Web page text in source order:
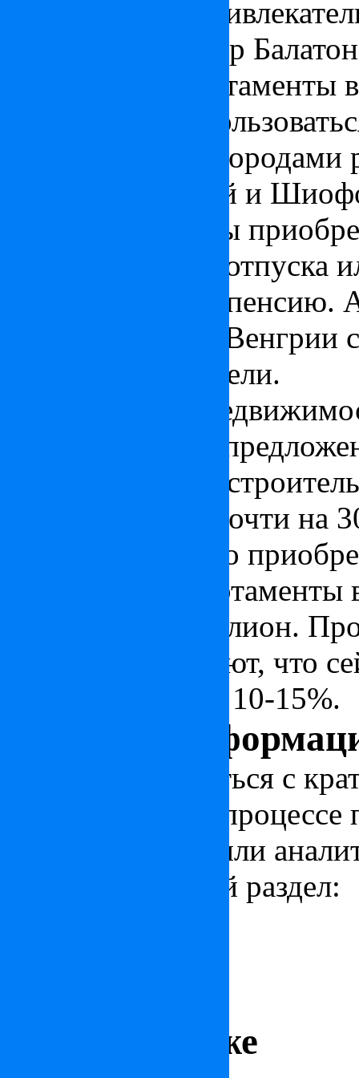
части страны,
окрестностях озер
покупаются апартаменты
которые будут
Излюбленными городами
остаются Кестхей и
и квартиры
проводить здесь
после выхода на пенсию.
недвижимость в Венгрии
предпочитают отели.
Сейчас купить
ведь количество
том, что объемы
году снизились почти
Будапеште можно
престижные
среднем за 1 миллион.
риелторы замечают, что
получить скидку 10-15%.
Полезная
Чтобы ознакомиться с
стране, узнать о
новости, статьи или
соответствующий раздел:
Читайте также